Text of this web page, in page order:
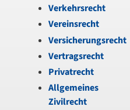
Verkehrsrecht
Vereinsrecht
Versicherungsrecht
Vertragsrecht
Privatrecht
Allgemeines
Zivilrecht